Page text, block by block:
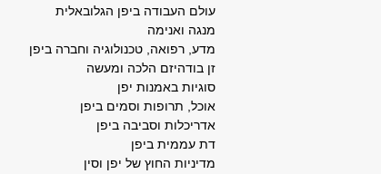
עולם העבודה ביפן הגלובאלית
מנגה ואנימה
מדע, רפואה, טכנולוגיה וחברה ביפן
זן בודהיזם הלכה ומעשה
סוגיות באמנות יפן
אוכל, תרופות וסמים ביפן
אדריכלות וסביבה ביפן
דת עממית ביפן
מדיניות החוץ של יפן וסין